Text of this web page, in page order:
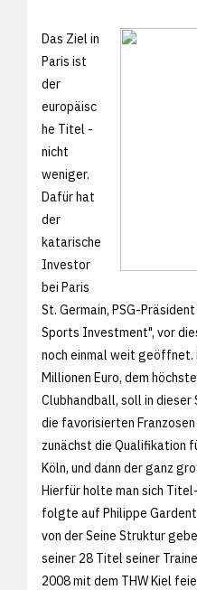
Das Ziel in
Paris ist
der
europäisc
he Titel -
nicht
weniger.
Dafür hat
der
katarische
Investor
bei Paris
St. Germain, PSG-
Sports Investment", vor
noch einmal weit geöffnet.
Millionen Euro, dem
Clubhandball, soll in
die favorisierten
zunächst die Qualifikation
Köln, und dann der ganz
Hierfür holte man sich
folgte auf Philippe
von der Seine Struktur
seiner 28 Titel seiner
2008 mit dem THW Kiel